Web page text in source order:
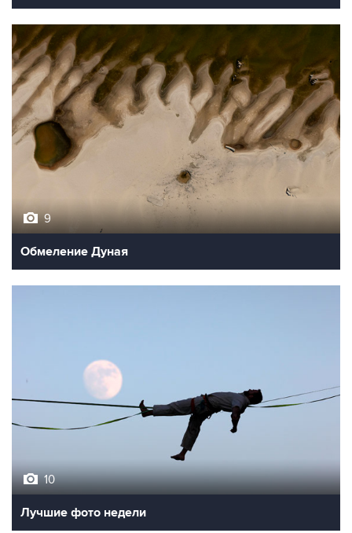
9
Обмеление Дуная
10
Лучшие фото недели